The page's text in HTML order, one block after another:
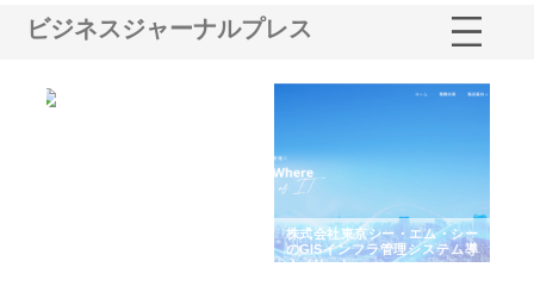
ビジネスジャーナルプレス
株式会社東京シー・エム・シー
のGISインフラ管理システム導
入メリット